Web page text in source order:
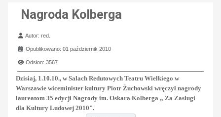
Nagroda Kolberga
Szczegóły
Autor:red.
Opublikowano: 01 październik 2010
Odsłon: 3567
Dzisiaj, 1.10.10., w Salach Redutowych Teatru Wielkiego w
Warszawie wiceminister kultury Piotr Żuchowski wręczył nagrody
laureatom 35 edycji Nagrody im. Oskara Kolberga „ Za Zasługi
dla Kultury Ludowej 2010".